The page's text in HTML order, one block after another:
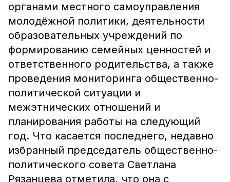
органами местного самоуправления
молодёжной политики, деятельности
образовательных учреждений по
формированию семейных ценностей и
ответственного родительства, а также
проведения мониторинга общественно-
политической ситуации и
межэтнических отношений и
планирования работы на следующий
год. Что касается последнего, недавно
избранный председатель общественно-
политического совета Светлана
Рязанцева отметила, что она с